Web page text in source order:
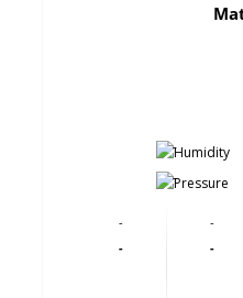
-
-
-
-
-
-